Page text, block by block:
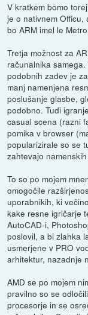
V kratkem bomo
je o nativnem
bo ARM imel le
Tretja možnost za
računalnika
podobnih zadev je
manj namenjena
poslušanje glasbe,
podobno. Tudi
casual scena (razni
pomika v browser
popularizirale so se
zahtevajo
To so po mojem
omogočile
uporabnikih, ki
kake resne igričarje
AutoCAD-i,
poslovil, a bi zlahka
usmerjene v PRO
arhitektur, nazadnje
AMD se po mojem
pravilno so se
procesorje in se